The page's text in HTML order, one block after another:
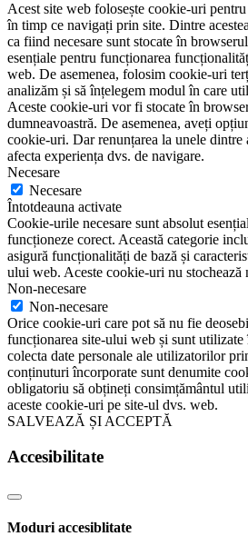
Acest site web folosește cookie-uri
în timp ce navigați prin site. Dintre
ca fiind necesare sunt stocate în
esențiale pentru funcționarea
web. De asemenea, folosim cookie-uri
analizăm și să înțelegem modul în care
Aceste cookie-uri vor fi stocate în
dumneavoastră. De asemenea, aveți
cookie-uri. Dar renunțarea la unele dintre
afecta experiența dvs. de navigare.
Necesare
Necesare
Întotdeauna activate
Cookie-urile necesare sunt absolut
funcționeze corect. Această categorie
asigură funcționalități de bază și
ului web. Aceste cookie-uri nu stochează
Non-necesare
Non-necesare
Orice cookie-uri care pot să nu fie
funcționarea site-ului web și sunt utilizate
colecta date personale ale utilizatorilor
conținuturi încorporate sunt denumite
obligatoriu să obțineți consimțământul
aceste cookie-uri pe site-ul dvs. web.
SALVEAZĂ ȘI ACCEPTĂ
Accesibilitate
Moduri accesiblitate